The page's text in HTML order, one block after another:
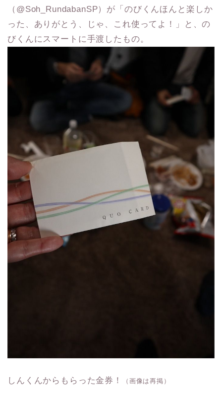
（‪@Soh_RundabanSP）が「のびくんほんと楽しか
った、ありがとう、じゃ、これ使ってよ！」と、の
びくんにスマートに手渡したもの。
しんくんからもらった金券！ （画像は再掲）